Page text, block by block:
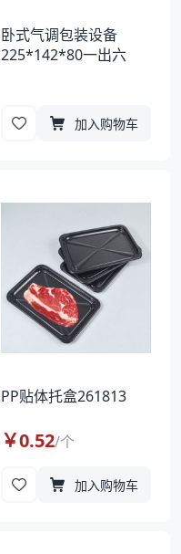
卧式气调包装设备
225*142*80一出六
加入购物车
PP贴体托盒261813
￥0.52/个
加入购物车